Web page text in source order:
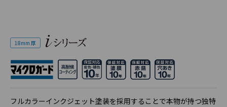
18mm 厚
フルカラーインクジェット塗装を採用することで本物が持つ独特